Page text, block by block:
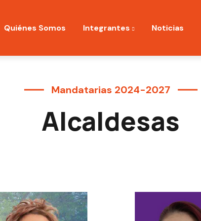
Quiénes Somos Integrantes Noticias
Mandatarias 2024-2027
Alcaldesas